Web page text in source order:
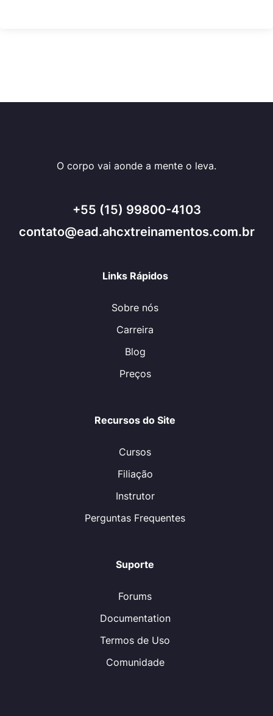
O corpo vai aonde a mente o leva.
+55 (15) 99800-4103
contato@ead.ahcxtreinamentos.com.br
Links Rápidos
Sobre nós
Carreira
Blog
Preços
Recursos do Site
Cursos
Filiação
Instrutor
Perguntas Frequentes
Suporte
Forums
Documentation
Termos de Uso
Comunidade